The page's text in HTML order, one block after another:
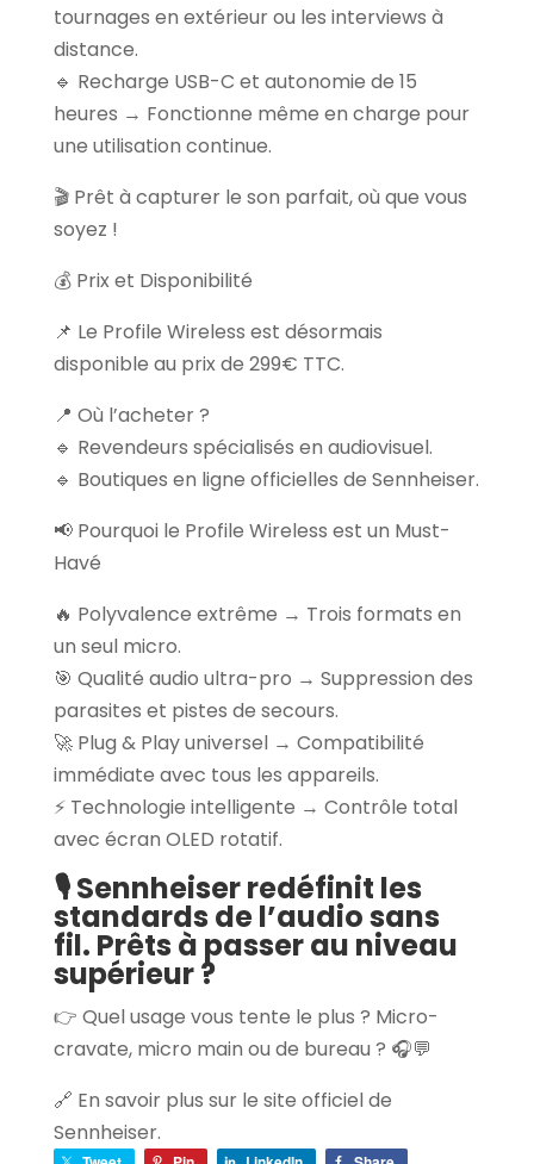
tournages en extérieur ou les interviews à
distance.
🔹 Recharge USB-C et autonomie de 15
heures → Fonctionne même en charge pour
une utilisation continue.
🎬 Prêt à capturer le son parfait, où que vous
soyez !
💰 Prix et Disponibilité
📌 Le Profile Wireless est désormais
disponible au prix de 299€ TTC.
📍 Où l’acheter ?
🔹 Revendeurs spécialisés en audiovisuel.
🔹 Boutiques en ligne officielles de Sennheiser.
📢 Pourquoi le Profile Wireless est un Must-
Havé
🔥 Polyvalence extrême → Trois formats en
un seul micro.
🎯 Qualité audio ultra-pro → Suppression des
parasites et pistes de secours.
🚀 Plug & Play universel → Compatibilité
immédiate avec tous les appareils.
⚡ Technologie intelligente → Contrôle total
avec écran OLED rotatif.
🎙️ Sennheiser redéfinit les
standards de l’audio sans
fil. Prêts à passer au niveau
supérieur ?
👉 Quel usage vous tente le plus ? Micro-
cravate, micro main ou de bureau ? 🎧💬
🔗 En savoir plus sur le site officiel de
Sennheiser.